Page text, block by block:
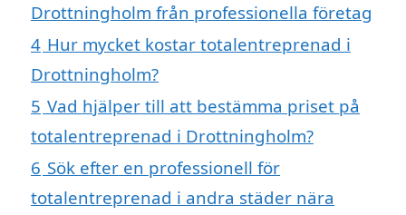
Drottningholm från professionella företag
4 Hur mycket kostar totalentreprenad i
Drottningholm?
5 Vad hjälper till att bestämma priset på
totalentreprenad i Drottningholm?
6 Sök efter en professionell för
totalentreprenad i andra städer nära